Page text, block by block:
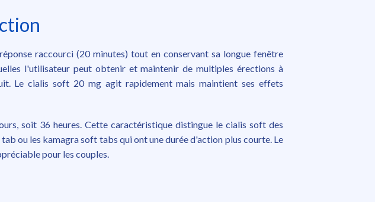
raccourci (20 minutes) tout en conservant sa longue fenêtre
l'utilisateur peut obtenir et maintenir de multiples érections à
Le cialis soft 20 mg agit rapidement mais maintient ses effets
soit 36 heures. Cette caractéristique distingue le cialis soft des
ou les kamagra soft tabs qui ont une durée d'action plus courte. Le
pour les couples.